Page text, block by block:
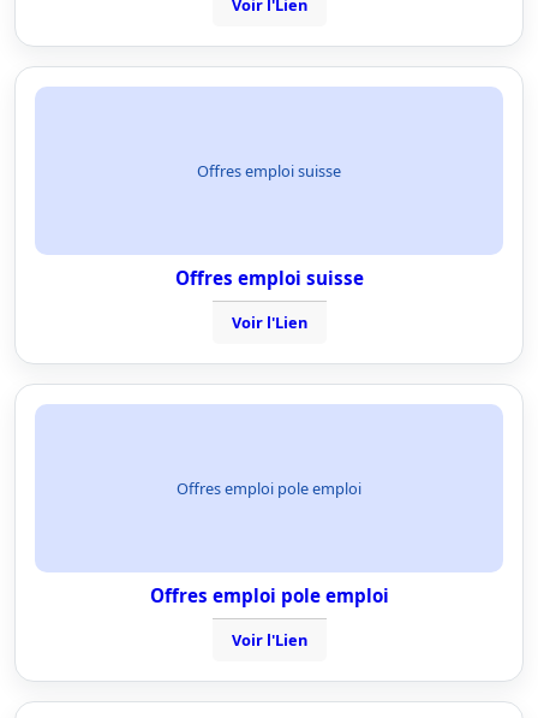
Voir l'Lien
Offres emploi suisse
Offres emploi suisse
Voir l'Lien
Offres emploi pole emploi
Offres emploi pole emploi
Voir l'Lien